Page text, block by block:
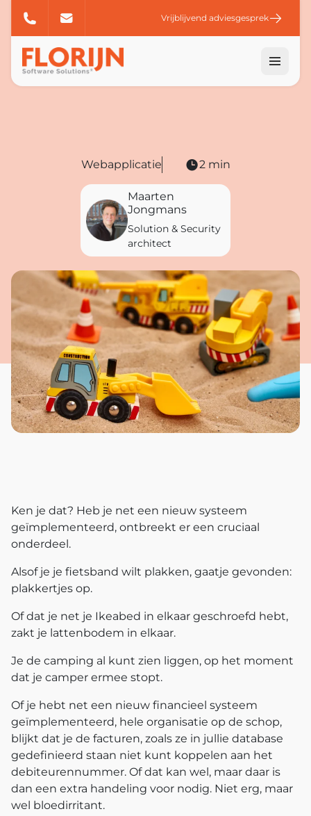
Vrijblijvend adviesgesprek
Webapplicatie 2 min
Maarten
Jongmans
Solution & Security
architect
Ken je dat? Heb je net een nieuw systeem
geïmplementeerd, ontbreekt er een cruciaal
onderdeel.
Alsof je je fietsband wilt plakken, gaatje gevonden:
plakkertjes op.
Of dat je net je Ikeabed in elkaar geschroefd hebt,
zakt je lattenbodem in elkaar.
Je de camping al kunt zien liggen, op het moment
dat je camper ermee stopt.
Of je hebt net een nieuw financieel systeem
geïmplementeerd, hele organisatie op de schop,
blijkt dat je de facturen, zoals ze in jullie database
gedefinieerd staan niet kunt koppelen aan het
debiteurennummer. Of dat kan wel, maar daar is
dan een extra handeling voor nodig. Niet erg, maar
wel bloedirritant.